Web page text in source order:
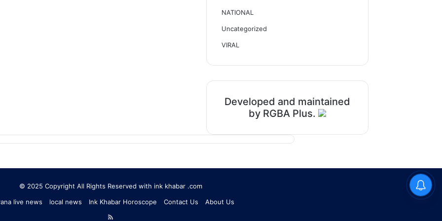
NATIONAL
Uncategorized
VIRAL
Developed and maintained
by RGBA Plus.
© 2025 Copyright All Rights Reserved with ink khabar .com
live news
local news Ink Khabar Horoscope Contact Us
About Us